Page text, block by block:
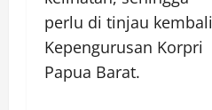
perlu di tinjau kembali
Kepengurusan Korpri
Papua Barat.